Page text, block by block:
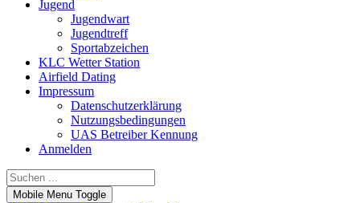
Jugend
Jugendwart
Jugendtreff
Sportabzeichen
KLC Wetter Station
Airfield Dating
Impressum
Datenschutzerklärung
Nutzungsbedingungen
UAS Betreiber Kennung
Anmelden
Mobile Menu Toggle